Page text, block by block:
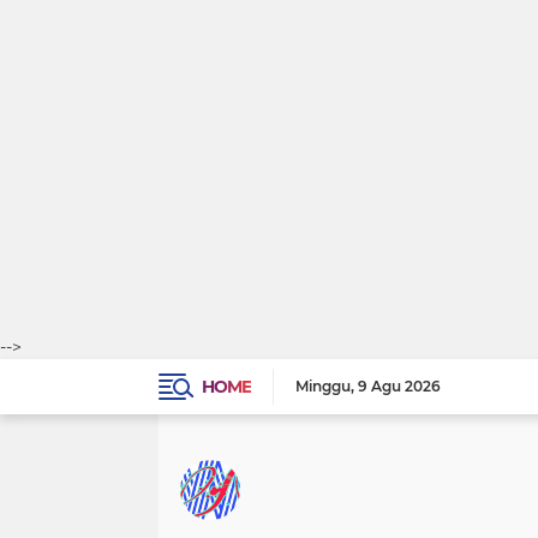
-->
HOME
Minggu 9 Agu 2026